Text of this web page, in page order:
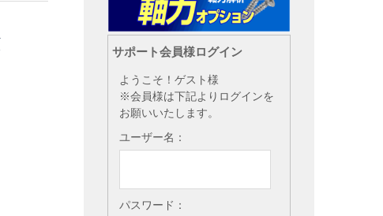
サポート会員様ログイン
ようこそ！ゲスト様
※会員様は下記よりログインを
お願いいたします。
ユーザー名：
パスワード：